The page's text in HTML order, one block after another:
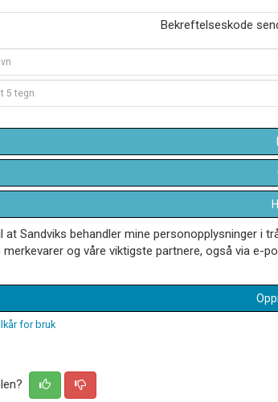
Bekreftelseskode
at Sandviks behandler mine personopplysninger i
og våre viktigste partnere, også via e-
for bruk